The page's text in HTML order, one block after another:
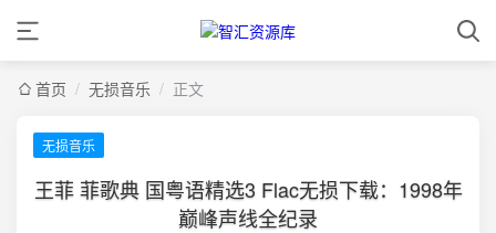
首页 / 无损音乐 / 正文
无损音乐
王菲 菲歌典 国粤语精选3 Flac无损下载：1998年
巅峰声线全纪录